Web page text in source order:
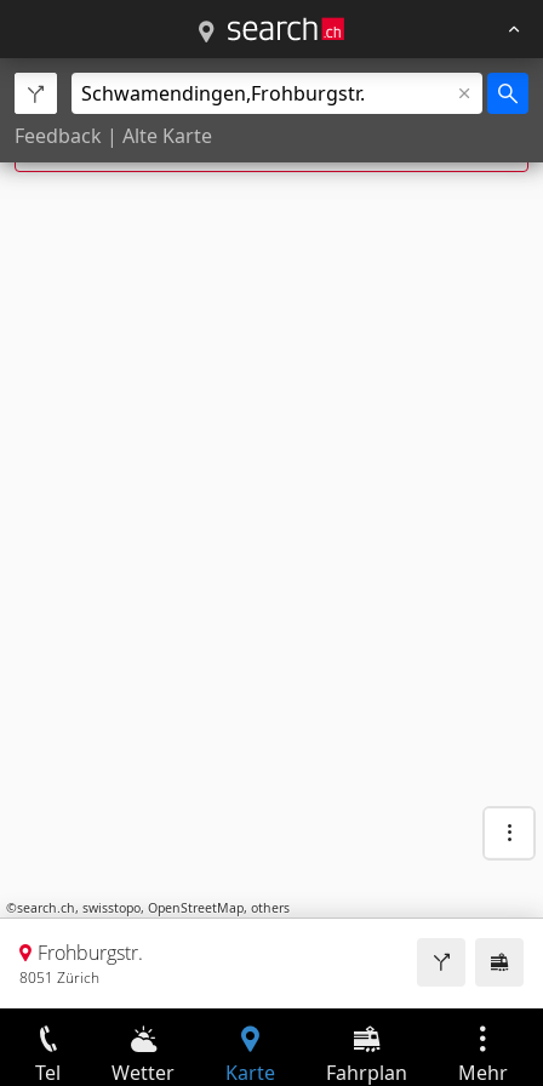
Feedback | Alte Karte
Frohburgstr., Schwamendingen wurde zu
Frohburgstr., 8051
©search.ch, swisstopo, OpenStreetMap, others
Frohburgstr.
8051 Zürich
Tel Wetter Karte Fahrplan Mehr